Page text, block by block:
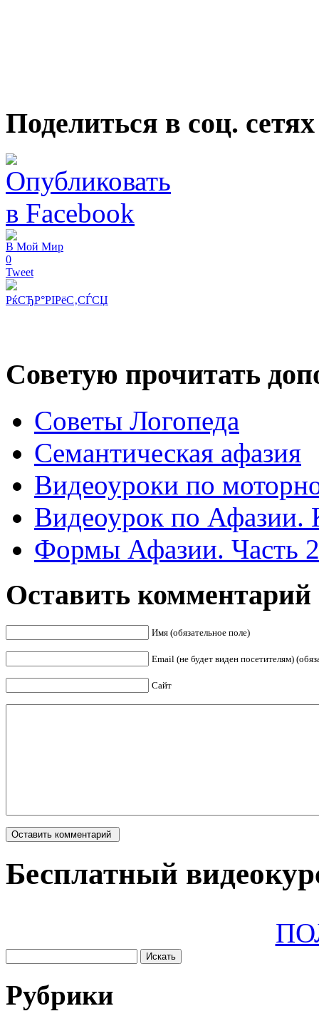
Поделиться в соц. сетях
В Мой Мир
0
Tweet
РќСЂР°РІРёС‚СЃСЏ
Советую прочитать
Советы Логопеда
Семантическая афазия
Видеоуроки по
Видеоурок по Афазии.
Формы Афазии. Часть 2
Оставить комментарий
Имя (обязательное поле)
Email (не будет виден посетителям)
Сайт
Бесплатный
Рубрики